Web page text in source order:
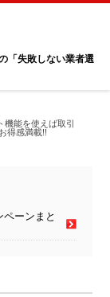
「失敗しない業者選
機能を使えば取引
得感満載!!
ーンまと